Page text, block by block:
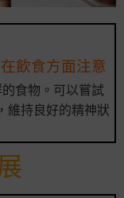
飲食方面注意
食物。可以嘗試
維持良好的精神狀